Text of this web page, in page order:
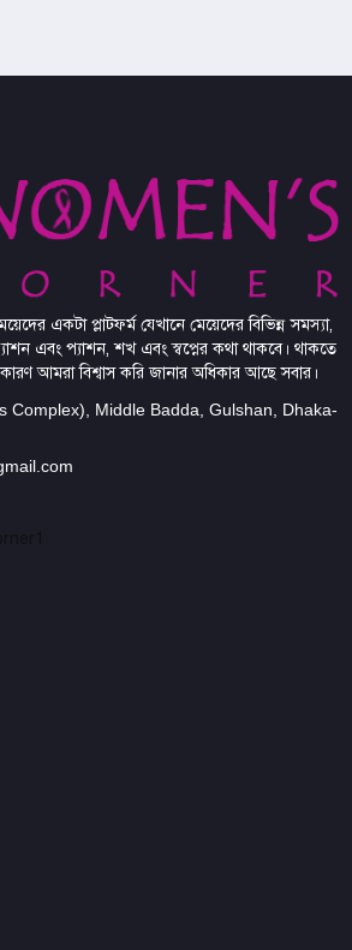
একটা প্লাটফর্ম যেখানে মেয়েদের বিভিন্ন সমস্যা,
এবং প্যাশন, শখ এবং স্বপ্নের কথা থাকবে। থাকতে
আমরা বিশ্বাস করি জানার অধিকার আছে সবার।
Complex), Middle Badda, Gulshan, Dhaka-